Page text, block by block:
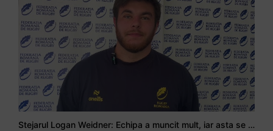
Stejarul Logan Weidner: Echipa a muncit mult, iar asta se va vedea în meciurile de la Nations Cup